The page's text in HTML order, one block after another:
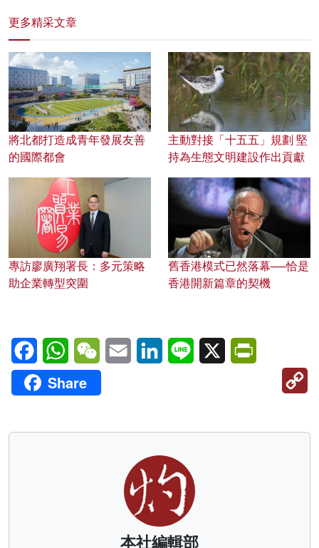
更多精采文章
將北都打造成青年發展友善
的國際都會
主動對接「十五五」規劃 堅
持為生態文明建設作出貢獻
專訪廖廣翔署長：多元策略
助企業轉型突圍
舊香港模式已然落幕──恰是
香港開新篇章的契機
FacebookWhatsAppWeChatEmail LinkedInLine X
Share
本社編輯部